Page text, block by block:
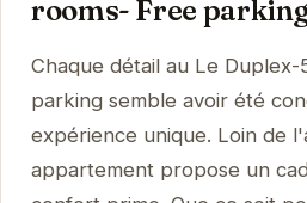
rooms- Free
Chaque détail au Le
parking semble avoir été
expérience unique. Loin de
appartement propose un